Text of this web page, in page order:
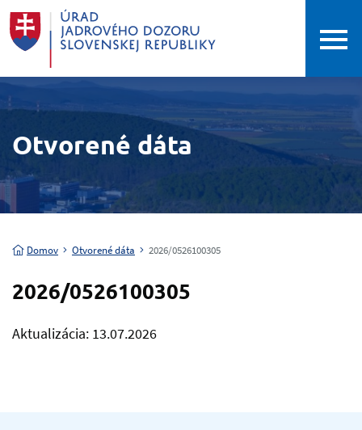
Otvorené dáta
Domov Otvorené dáta 2026/0526100305
2026/0526100305
Aktualizácia: 13.07.2026